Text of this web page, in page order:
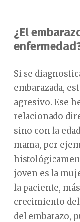
¿El
Si se
embarazada,
agresivo. Ese
relacionado
sino con la
mama, por
joven es la
la paciente,
crecimiento
del embarazo,